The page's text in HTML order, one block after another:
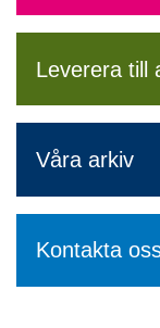
Leverera till
Våra arkiv
Kontakta